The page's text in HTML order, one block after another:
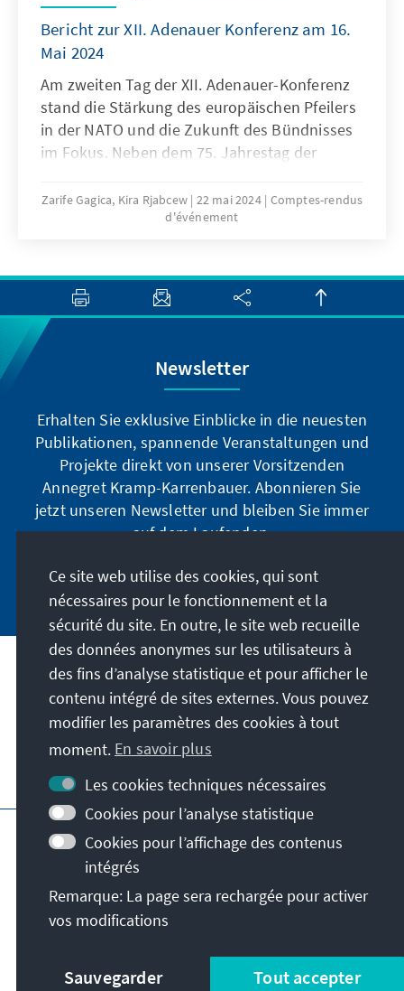
Bericht zur XII. Adenauer Konferenz am 16.
Mai 2024
Am zweiten Tag der XII. Adenauer-Konferenz
stand die Stärkung des europäischen Pfeilers
in der NATO und die Zukunft des Bündnisses
im Fokus. Neben dem 75. Jahrestag der
den Blick auf die 20-jährige Mitgliedschaft
Rumäniens im Verteidigungsbündnis.
Zarife Gagica, Kira Rjabcew 22 mai 2024 Comptes-rendus
d'événement
Newsletter
Erhalten Sie exklusive Einblicke in die neuesten
Publikationen, spannende Veranstaltungen und
Projekte direkt von unserer Vorsitzenden
Annegret Kramp-Karrenbauer. Abonnieren Sie
jetzt unseren Newsletter und bleiben Sie immer
auf dem Laufenden.
Jetzt abonnieren
Notre mission
Contact
Autres offres de la fondation
Impressum
Protection des données
Conditions d'utilisation
Déclaration d'accessibilité
Plan du site
© Konrad-Adenauer-Stiftung e.V. 2026
Ce site web utilise des cookies, qui sont
nécessaires pour le fonctionnement et la
sécurité du site. En outre, le site web recueille
des données anonymes sur les utilisateurs à
des fins d’analyse statistique et pour afficher le
contenu intégré de sites externes. Vous pouvez
modifier les paramètres des cookies à tout
moment. En savoir plus
Les cookies techniques nécessaires
Cookies pour l’analyse statistique
Cookies pour l’affichage des contenus
intégrés
Remarque: La page sera rechargée pour activer
vos modifications
Sauvegarder Tout accepter